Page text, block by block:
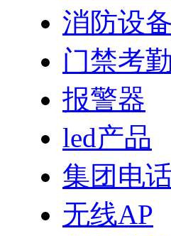
消防设备
门禁考
报警器
led产品
集团电
无线AP